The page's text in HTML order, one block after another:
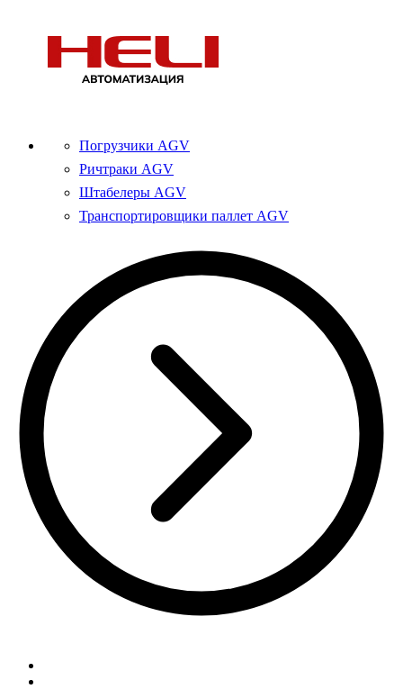
Погрузчики AGV
Ричтраки AGV
Штабелеры AGV
Транспортировщики паллет AGV